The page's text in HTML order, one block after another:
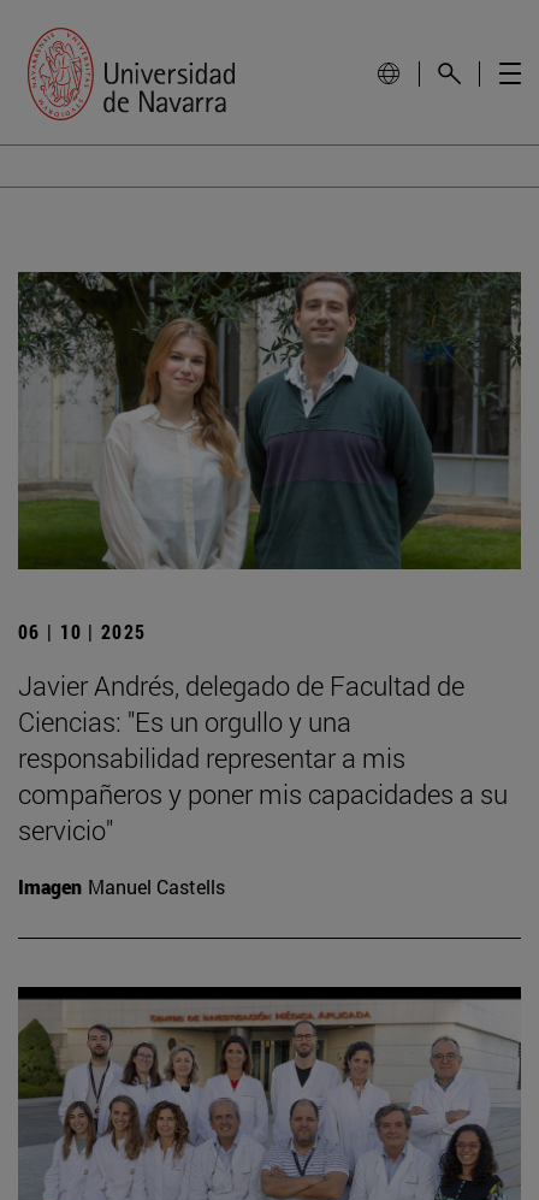
06 | 10 | 2025
Javier Andrés, delegado de Facultad de
Ciencias: "Es un orgullo y una
responsabilidad representar a mis
compañeros y poner mis capacidades a su
servicio"
Imagen Manuel Castells